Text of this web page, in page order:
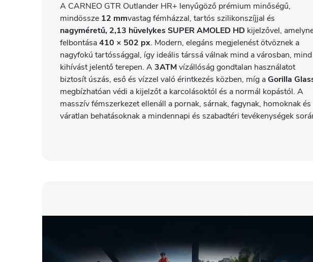
A CARNEO GTR Outlander HR+ lenyűgöző prémium minőségű,
mindössze 12 mmvastag fémházzal, tartós szilikonszíjjal és
nagyméretű, 2,13 hüvelykes SUPER AMOLED HD kijelzővel,
felbontása410 × 502 px. Modern, elegáns megjelenést ötvöznek a
nagyfokú tartóssággal, így ideális társsá válnak mind a városban,
kihívást jelentő terepen. A3ATMvízállóság gondtalan használatot
biztosít úszás, eső és vízzel való érintkezés közben, míg aGorilla
megbízhatóan védi a kijelzőt a karcolásoktól és a normál kopástól. A
masszív fémszerkezet ellenáll a pornak, sárnak, fagynak, homoknak és
váratlan behatásoknak a mindennapi és szabadtéri tevékenységek